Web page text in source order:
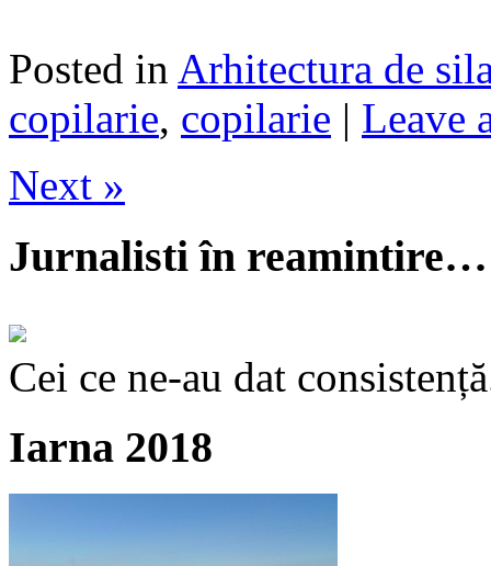
Posted in Arhitectura de
copilarie, copilarie | Leave
Next »
Jurnalisti în reamintire…
Cei ce ne-au dat
Iarna 2018